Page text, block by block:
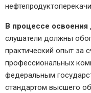
В процессе освоения
слушатели должны
практический опыт за
профессиональных
федеральным
стандартом высшего